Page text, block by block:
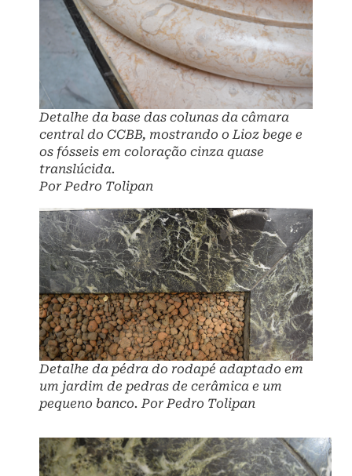
Detalhe da base das colunas da câmara
central do CCBB, mostrando o Lioz bege e
os fósseis em coloração cinza quase
translúcida.
Por Pedro Tolipan
Detalhe da pédra do rodapé adaptado em
um jardim de pedras de cerâmica e um
pequeno banco. Por Pedro Tolipan